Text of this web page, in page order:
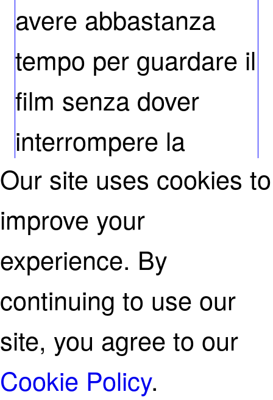
avere abbastanza
tempo per guardare il
film senza dover
interrompere la
visione.
Prenotare il cibo e le
bevande giuste
Prenotare il cibo e le
bevande giuste può
Share your thoughts here
Our site uses cookies to
improve your
experience. By
continuing to use our
site, you agree to our
Cookie Policy.